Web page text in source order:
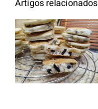
Artigos relacionados
Panquecas
com Oreo